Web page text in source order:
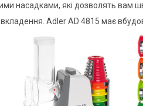
які дозволять вам
Adler AD 4815 має